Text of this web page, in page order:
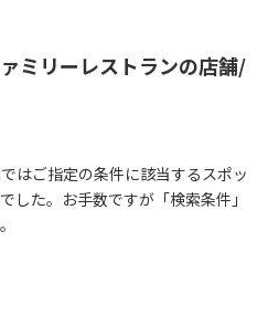
ミリーレストランの店舗/
はご指定の条件に該当するスポッ
した。お手数ですが「検索条件」